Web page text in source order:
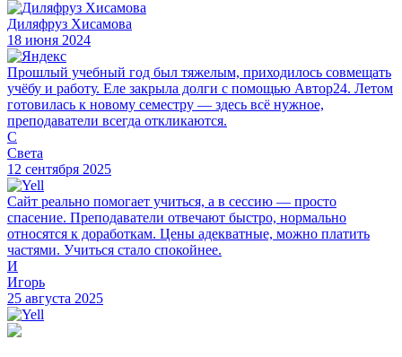
Диляфруз Хисамова
18 июня 2024
Прошлый учебный год был тяжелым, приходилось совмещать
учёбу и работу. Еле закрыла долги с помощью Автор24. Летом
готовилась к новому семестру — здесь всё нужное,
преподаватели всегда откликаются.
С
Света
12 сентября 2025
Сайт реально помогает учиться, а в сессию — просто
спасение. Преподаватели отвечают быстро, нормально
относятся к доработкам. Цены адекватные, можно платить
частями. Учиться стало спокойнее.
И
Игорь
25 августа 2025